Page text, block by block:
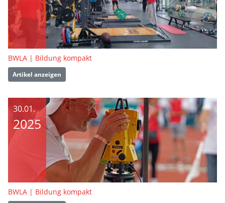
BWLA | Bildung kompakt
Artikel anzeigen
30.01.
2025
BWLA | Bildung kompakt